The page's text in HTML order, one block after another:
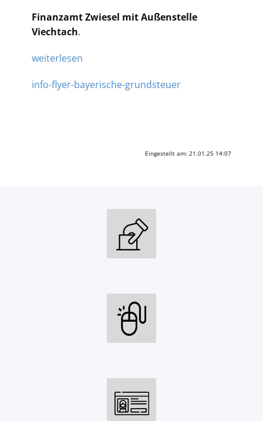
Finanzamt Zwiesel mit Außenstelle
Viechtach.
weiterlesen
info-flyer-bayerische-grundsteuer
Eingestellt am: 21.01.25 14:07